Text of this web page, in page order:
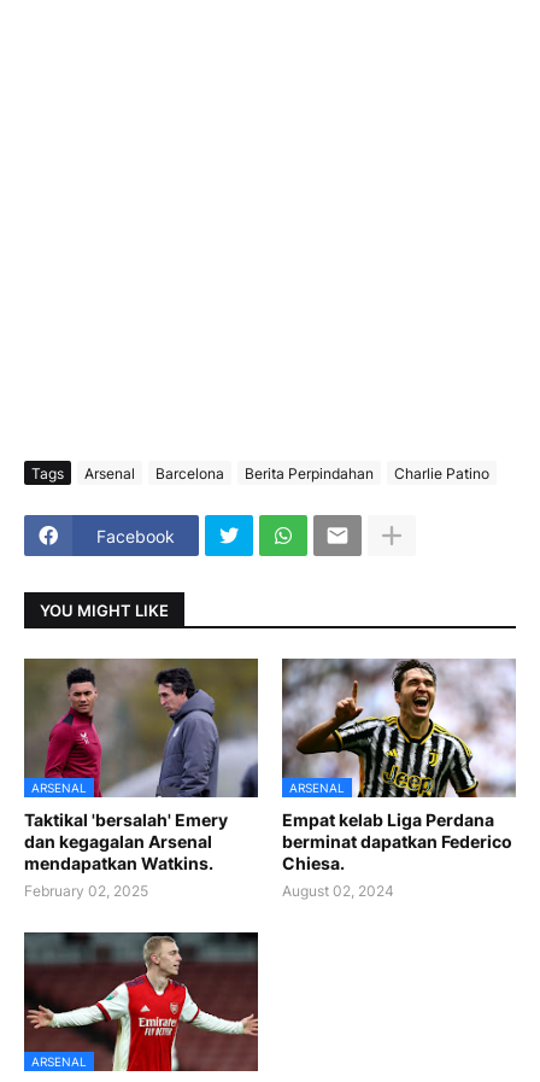
Tags Arsenal Barcelona Berita Perpindahan Charlie Patino
Facebook
YOU MIGHT LIKE
ARSENAL
Taktikal 'bersalah' Emery
dan kegagalan Arsenal
mendapatkan Watkins.
February 02, 2025
ARSENAL
Empat kelab Liga Perdana
berminat dapatkan Federico
Chiesa.
August 02, 2024
ARSENAL